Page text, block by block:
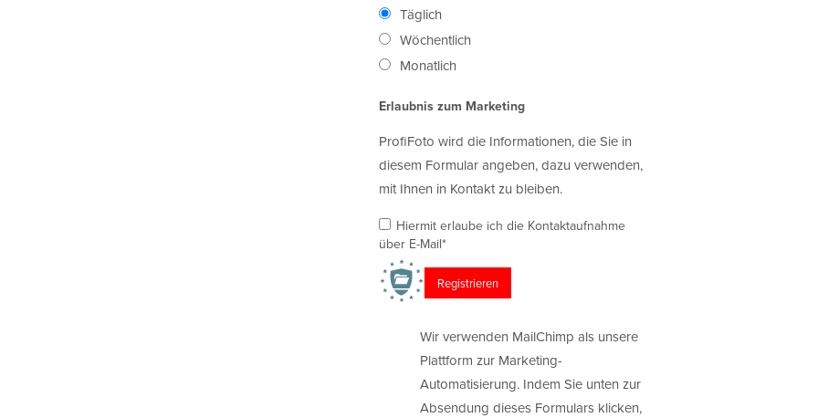
Täglich
Wöchentlich
Monatlich
Erlaubnis zum Marketing
ProfiFoto wird die Informationen, die Sie in
diesem Formular angeben, dazu verwenden,
mit Ihnen in Kontakt zu bleiben.
Hiermit erlaube ich die Kontaktaufnahme
über E-Mail*
Wir verwenden MailChimp als unsere
Plattform zur Marketing-
Automatisierung. Indem Sie unten zur
Absendung dieses Formulars klicken,